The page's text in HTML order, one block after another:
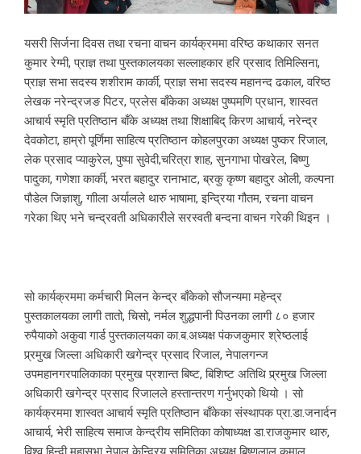
यसरी सिर्जना दिवस तथा रचना वाचन कार्यक्रममा वरिष्ठ कथाकार सनत
कुमार रेग्मी, प्राज्ञ तथा पुस्तकालयका सल्लाहकार हरि प्रसाद तिमिल्सिना,
प्राज्ञ सभा सदस्य शशीराम कार्की, प्राज्ञ सभा सदस्य महानन्द ढकाल, वरिष्ठ
लेखक नरेन्द्रजङ पिटर, प्रलेस बाँकेका अध्यक्ष पुष्पमणि प्रधान, शास्वत
आचार्य स्मृति प्रतिष्ठान बाँके अध्यक्ष तथा शिक्षाबिद् किरण आचार्य, नरेन्द्र
देवकोटा, हाम्रो पूर्णिमा साहित्य प्रतिष्ठान कोहलपुरका अध्यक्ष पुष्कर रिजाल,
लेक प्रसाद प्याकुरेल, पुष्पा सुवेदी,चरित्रा शाह, सुनगाभा पोखरेल, बिष्णु
पादुका, गणेशा कार्की, भरत बहादुर रानाभाट, ब्रकु कृष्ण बहादुर ओली, कल्पना
पौडेल जिज्ञाशु, गाीला अर्यालले थारु भाषामा, इन्द्रिया गौतम, रचना वाचन
गरेका थिए भने चन्द्रवती अधिकारीले सरस्वती बन्दना वाचन गरेकी थिइन ।
सो कार्यक्रममा कर्मचारी मिलन केन्द्र बाँकेको सौजन्यमा महेन्द्र
पुस्तकालयका लागी तातो, चिसो, नर्मल शुद्धपानी पिउनका लागी ८० हजार
रुपैयाको अकुवा गार्ड पुस्तकालयका का.ब.अध्यक्ष पंकजकुमार श्रेष्ठलाई
प्र्रमुख जिल्ला अधिकारी खगेन्द्र प्रसाद रिजाल, नेपालगन्ज
उपमहानगरपालिकाका प्रमुख प्रशान्त बिष्ट, बिशिष्ट अतिथि प्र्रमुख जिल्ला
अधिकारी खगेन्द्र प्रसाद रिजालले हस्तान्तरण गर्नुभएको थियो । सो
कार्यक्रममा शास्वत आचार्य स्मृति प्रतिष्ठान बाँकेका संस्थापक प्रा.डा.जनार्दन
आचार्य, भेरी साहित्य समाज केन्द्रीय समितिका कोषाध्यक्ष डा.राजकुमार थारु,